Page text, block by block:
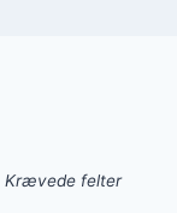
Krævede felter